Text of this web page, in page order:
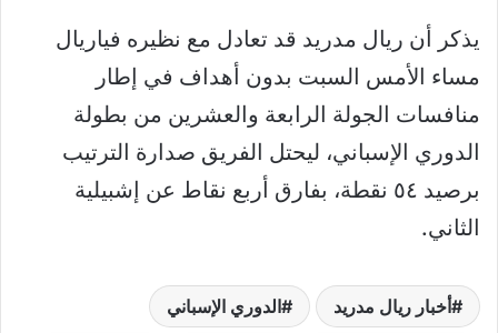
يذكر أن ريال مدريد قد تعادل مع نظيره فياريال
مساء الأمس السبت بدون أهداف في إطار
منافسات الجولة الرابعة والعشرين من بطولة
الدوري الإسباني، ليحتل الفريق صدارة الترتيب
برصيد ٥٤ نقطة، بفارق أربع نقاط عن إشبيلية
الثاني.
أخبار ريال مدريد الدوري الإسباني